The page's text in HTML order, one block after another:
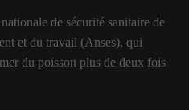
de sécurité sanitaire de
et du travail (Anses), qui
du poisson plus de deux fois